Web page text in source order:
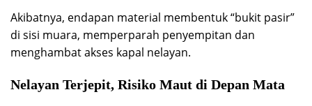
Akibatnya, endapan material membentuk “bukit pasir”
di sisi muara, memperparah penyempitan dan
menghambat akses kapal nelayan.
Nelayan Terjepit, Risiko Maut di Depan Mata